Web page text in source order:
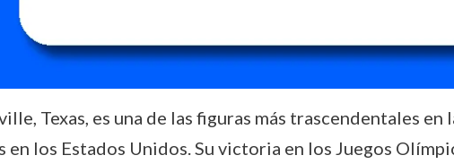
Texas, es una de las figuras más trascendentales en
los Estados Unidos. Su victoria en los Juegos